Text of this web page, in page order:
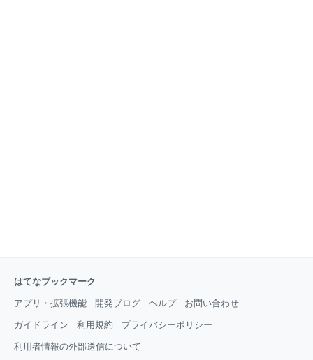
はてなブックマーク
アプリ・拡張機能 開発ブログ ヘルプ お問い合わせ
ガイドライン 利用規約 プライバシーポリシー
利用者情報の外部送信について